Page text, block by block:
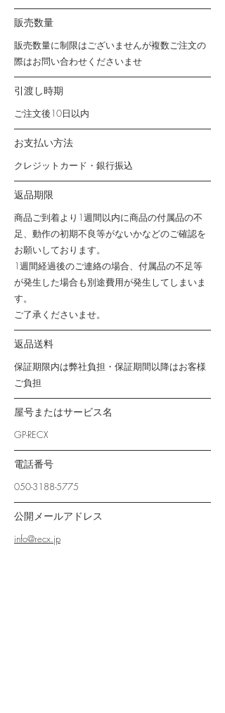
販売数量
販売数量に制限はございませんが複数ご注文の
際はお問い合わせくださいませ
引渡し時期
ご注文後10日以内
お支払い方法
クレジットカード・銀行振込
返品期限
商品ご到着より1週間以内に商品の付属品の不
足、動作の初期不良等がないかなどのご確認を
お願いしております。
1週間経過後のご連絡の場合、付属品の不足等
が発生した場合も別途費用が発生してしまいま
す。
ご了承くださいませ。
返品送料
保証期限内は弊社負担・保証期間以降はお客様
ご負担
屋号またはサービス名
GP-RECX
電話番号
050-3188-5775
公開メールアドレス
info@recx.jp